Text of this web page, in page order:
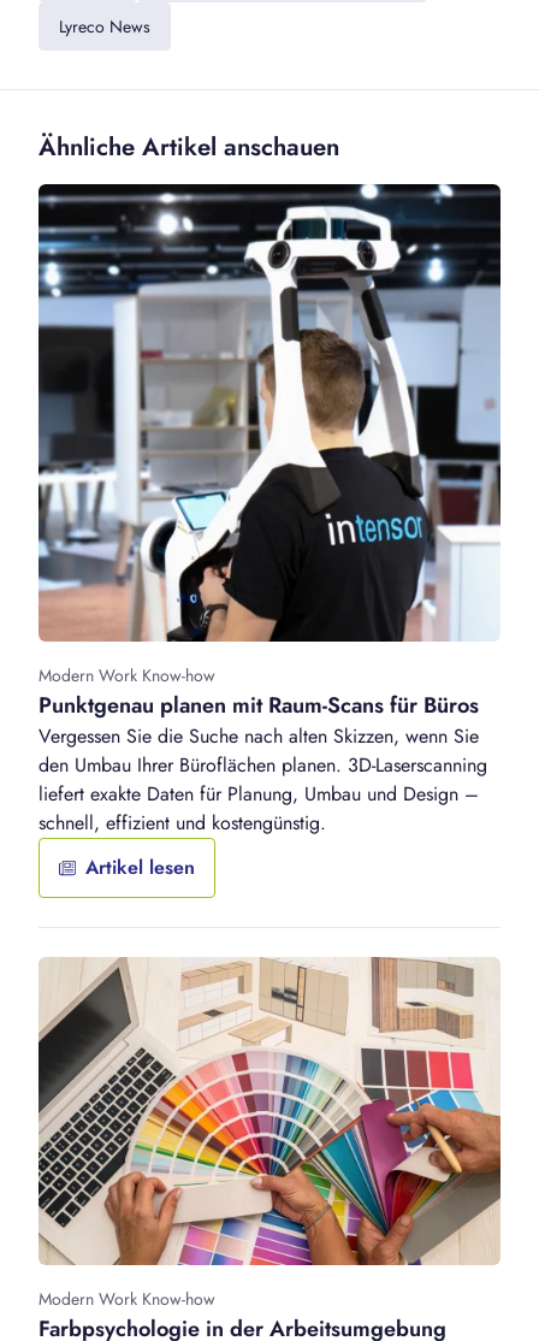
Lyreco News
Ähnliche Artikel anschauen
Modern Work Know-how
Punktgenau planen mit Raum-Scans für Büros
Vergessen Sie die Suche nach alten Skizzen, wenn Sie
den Umbau Ihrer Büroflächen planen. 3D-Laserscanning
liefert exakte Daten für Planung, Umbau und Design –
schnell, effizient und kostengünstig.
Artikel lesen
Modern Work Know-how
Farbpsychologie in der Arbeitsumgebung